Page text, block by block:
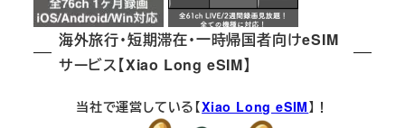
海外旅行・短期滞在・一時帰国者向けeSIM
サービス【Xiao Long eSIM】
当社で運営している【Xiao Long eSIM】！